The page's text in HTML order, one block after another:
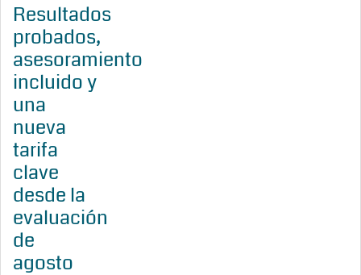
Resultados
probados,
asesoramiento
incluido y
una
nueva
tarifa
clave
desde la
evaluación
de
agosto